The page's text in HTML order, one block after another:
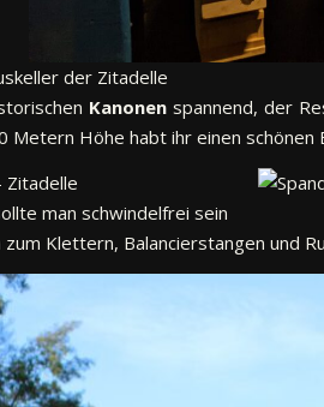
der Zitadelle
Kanonenspannend, der
Metern Höhe habt ihr einen schönen
man schwindelfrei sein
Klettern, Balancierstangen und